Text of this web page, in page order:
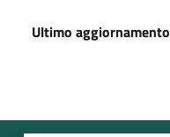
Ultimo aggiornamento